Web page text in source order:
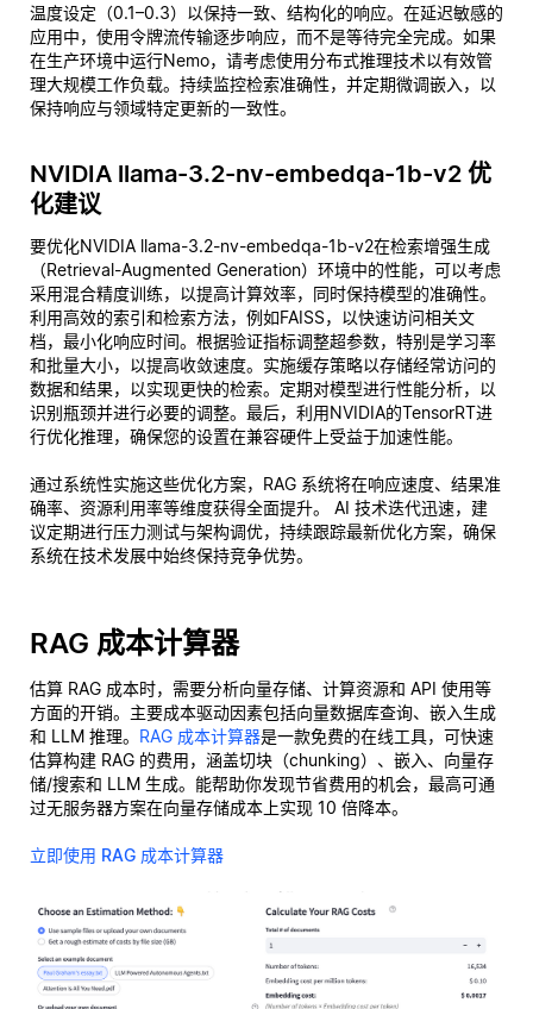
温度设定（0.1–0.3）以保持一致、结构化的响应。在延迟敏感的
应用中，使用令牌流传输逐步响应，而不是等待完全完成。如果
在生产环境中运行Nemo，请考虑使用分布式推理技术以有效管
理大规模工作负载。持续监控检索准确性，并定期微调嵌入，以
保持响应与领域特定更新的一致性。
NVIDIA llama-3.2-nv-embedqa-1b-v2 优
化建议
要优化NVIDIA llama-3.2-nv-embedqa-1b-v2在检索增强生成
（Retrieval-Augmented Generation）环境中的性能，可以考虑
采用混合精度训练，以提高计算效率，同时保持模型的准确性。
利用高效的索引和检索方法，例如FAISS，以快速访问相关文
档，最小化响应时间。根据验证指标调整超参数，特别是学习率
和批量大小，以提高收敛速度。实施缓存策略以存储经常访问的
数据和结果，以实现更快的检索。定期对模型进行性能分析，以
识别瓶颈并进行必要的调整。最后，利用NVIDIA的TensorRT进
行优化推理，确保您的设置在兼容硬件上受益于加速性能。
通过系统性实施这些优化方案，RAG 系统将在响应速度、结果准
确率、资源利用率等维度获得全面提升。 AI 技术迭代迅速，建
议定期进行压力测试与架构调优，持续跟踪最新优化方案，确保
系统在技术发展中始终保持竞争优势。
RAG 成本计算器
估算 RAG 成本时，需要分析向量存储、计算资源和 API 使用等
方面的开销。主要成本驱动因素包括向量数据库查询、嵌入生成
和 LLM 推理。 RAG 成本计算器是一款免费的在线工具，可快速
估算构建 RAG 的费用，涵盖切块（chunking）、嵌入、向量存
储/搜索和 LLM 生成。能帮助你发现节省费用的机会，最高可通
过无服务器方案在向量存储成本上实现 10 倍降本。
立即使用 RAG 成本计算器